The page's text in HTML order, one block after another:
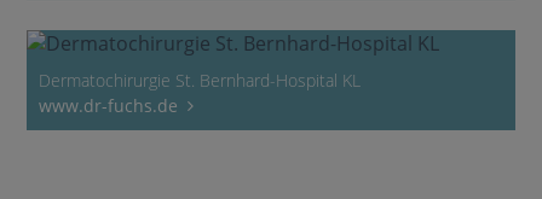
Dermatochirurgie St. Bernhard-Hospital KL
www.dr-fuchs.de